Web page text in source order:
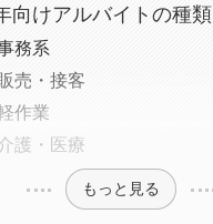
向けアルバイトの種類
務系
売・接客
作業
護・医療
もっと見る